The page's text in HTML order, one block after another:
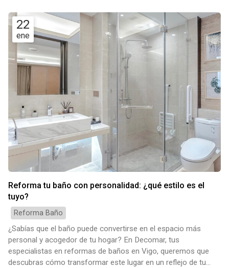
22
ene
Reforma tu baño con personalidad: ¿qué estilo es el
tuyo?
Reforma Baño
¿Sabías que el baño puede convertirse en el espacio más
personal y acogedor de tu hogar? En Decomar, tus
especialistas en reformas de baños en Vigo, queremos que
descubras cómo transformar este lugar en un reflejo de tu